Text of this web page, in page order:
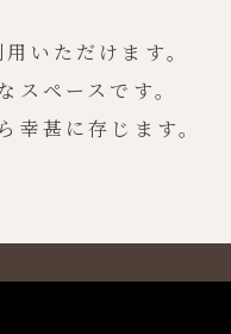
いただけます。
スペースです。
幸甚に存じます。